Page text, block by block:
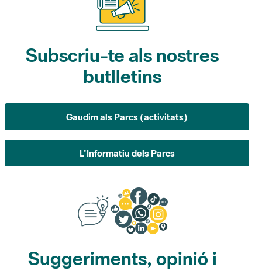
Subscriu-te als nostres
butlletins
Gaudim als Parcs (activitats)
L'Informatiu dels Parcs
Suggeriments, opinió i
xarxes socials